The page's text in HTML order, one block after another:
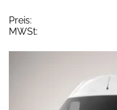
Preis:
MWSt: